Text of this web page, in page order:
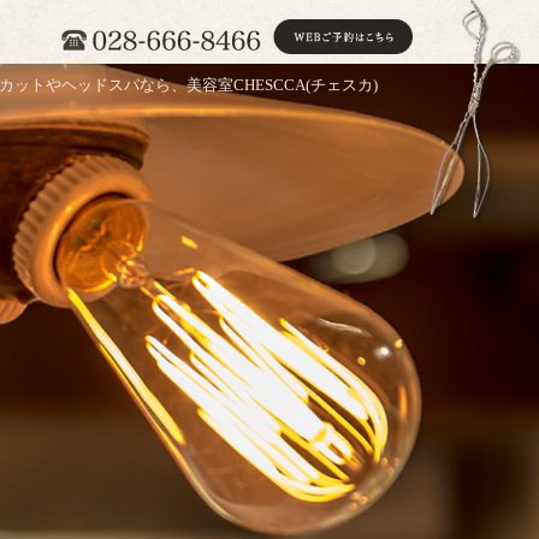
ットやヘッドスパなら、美容室CHESCCA(チェスカ)